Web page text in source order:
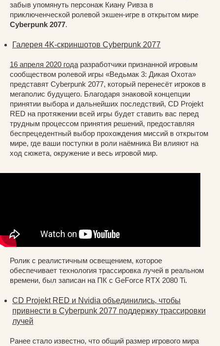
забыв упомянуть персонаж Киану Ривза в
приключенческой ролевой экшен-игре в открытом мире
Cyberpunk 2077.
Галерея 4K-скриншотов Cyberpunk 2077
16 апреля 2020 года разработчики признанной игровым
сообществом ролевой игры «Ведьмак 3: Дикая Охота»
представят Cyberpunk 2077, который перенесёт игроков в
мегаполис будущего. Благодаря знаковой концепции
принятии выбора и дальнейших последствий, CD Projekt
RED на протяжении всей игры будет ставить вас перед
трудным процессом принятия решений, предоставляя
беспрецедентный выбор прохождения миссий в открытом
мире, где ваши поступки в роли наёмника Ви влияют на
ход сюжета, окружение и весь игровой мир.
Ролик с реалистичным освещением, которое
обеспечивает технология трассировка лучей в реальном
времени, был записан на ПК с GeForce RTX 2080 Ti.
CD Projekt RED и Nvidia объединились, чтобы
привнести в Cyberpunk 2077 поддержку трассировки
лучей
Ранее стало известно, что общий размер игрового мира